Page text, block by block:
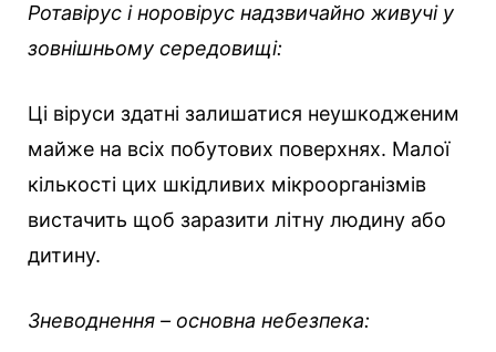
Ротавірус і норовірус надзвичайно живучі у
зовнішньому середовищі:
Ці віруси здатні залишатися неушкодженим
майже на всіх побутових поверхнях. Малої
кількості цих шкідливих мікроорганізмів
вистачить щоб заразити літну людину або
дитину.
Зневоднення – основна небезпека: